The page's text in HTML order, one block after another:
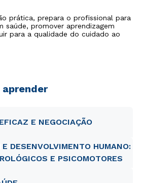
prática, prepara o profissional para
saúde, promover aprendizagem
para a qualidade do cuidado ao
aprender
E NEGOCIAÇÃO
DESENVOLVIMENTO HUMANO:
E PSICOMOTORES